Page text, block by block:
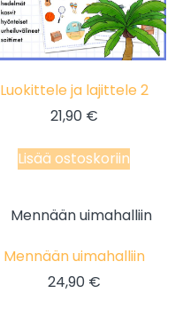
Luokittele ja lajittele 2
21,90 €
Lisää ostoskoriin
Mennään uimahalliin
24,90 €